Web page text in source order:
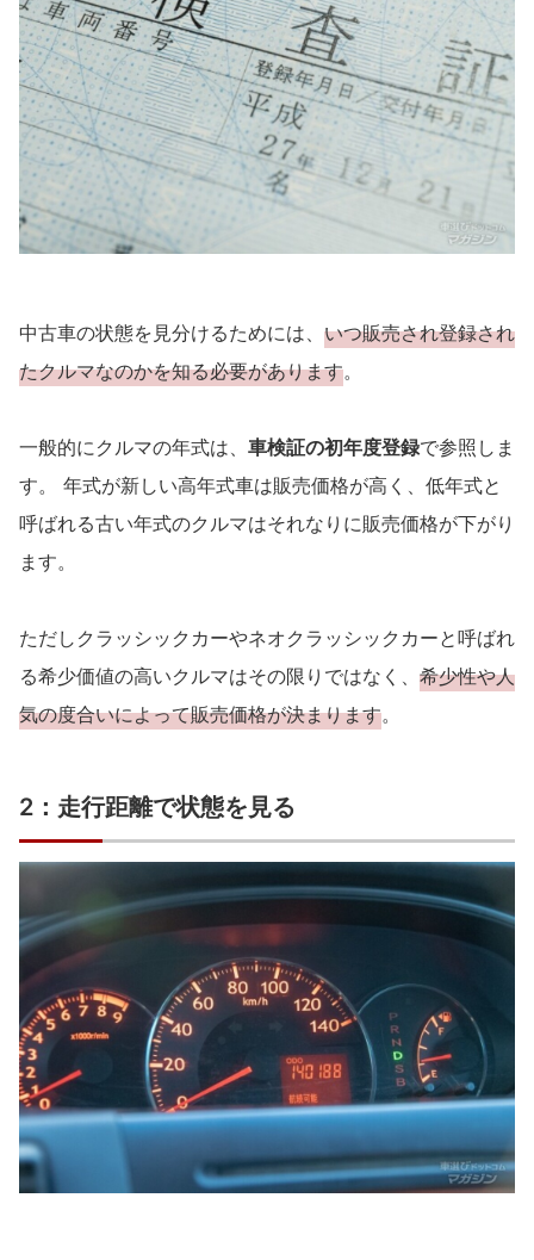
中古車の状態を見分けるためには、 いつ販売され登録され
たクルマなのかを知る必要があります。
一般的にクルマの年式は、 車検証の初年度登録で参照しま
す。 年式が新しい高年式車は販売価格が高く、低年式と
呼ばれる古い年式のクルマはそれなりに販売価格が下がり
ます。
ただしクラッシックカーやネオクラッシックカーと呼ばれ
る希少価値の高いクルマはその限りではなく、 希少性や人
気の度合いによって販売価格が決まります。
2：走行距離で状態を見る